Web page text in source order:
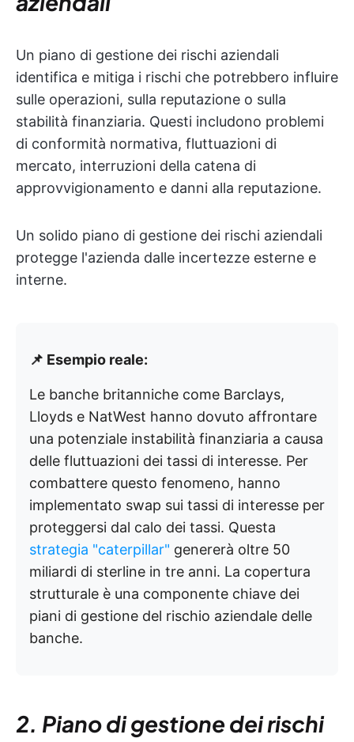
Un piano di gestione dei rischi aziendali
identifica e mitiga i rischi che potrebbero influire
sulle operazioni, sulla reputazione o sulla
stabilità finanziaria. Questi includono problemi
di conformità normativa, fluttuazioni di
mercato, interruzioni della catena di
approvvigionamento e danni alla reputazione.
Un solido piano di gestione dei rischi aziendali
protegge l'azienda dalle incertezze esterne e
interne.
📌 Esempio reale:
Le banche britanniche come Barclays,
Lloyds e NatWest hanno dovuto affrontare
una potenziale instabilità finanziaria a causa
delle fluttuazioni dei tassi di interesse. Per
combattere questo fenomeno, hanno
implementato swap sui tassi di interesse per
proteggersi dal calo dei tassi. Questa
strategia "caterpillar" genererà oltre 50
miliardi di sterline in tre anni. La copertura
strutturale è una componente chiave dei
piani di gestione del rischio aziendale delle
banche.
2. Piano di gestione dei rischi